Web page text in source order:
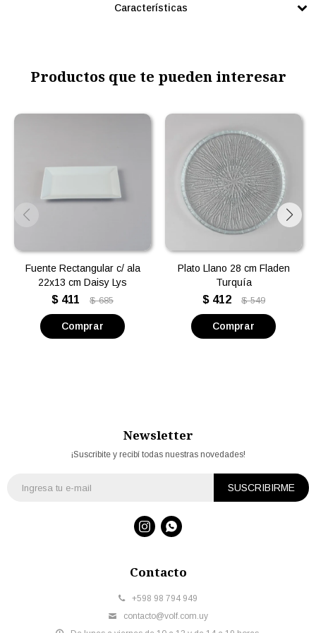
Características
Productos que te pueden interesar
Fuente Rectangular c/ ala
22x13 cm Daisy Lys
$ 411 $ 685
Plato Llano 28 cm Fladen
Turquía
$ 412 $ 549
Contacto
+598 98 794 949
contacto@volf.com.uy
Newsletter
¡Suscribite y recibí todas nuestras novedades!
SUSCRIBIRME
 